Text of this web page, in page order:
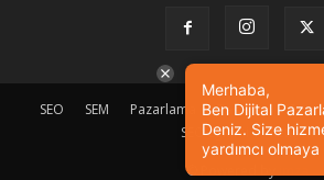
SEO SEM Pazarlama Tasarım
SEO Eğitimi
İletişim
© Powered by
Merhaba,
Ben Dijital
Deniz. Size
yardımcı olmaya